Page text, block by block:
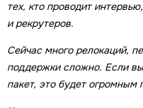
тех, кто проводит
и рекрутеров.
Сейчас много релокаций,
поддержки сложно. Если
пакет, это будет